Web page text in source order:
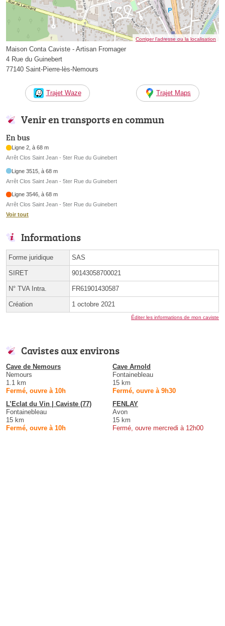
Corriger l’adresse ou la localisation
Maison Conta Caviste - Artisan Fromager
4 Rue du Guinebert
77140 Saint-Pierre-lès-Nemours
Trajet Waze Trajet Maps
Venir en transports en commun
En bus
Ligne 2, à 68 m
Arrêt Clos Saint Jean - 5ter Rue du Guinebert
Ligne 3515, à 68 m
Arrêt Clos Saint Jean - 5ter Rue du Guinebert
Ligne 3546, à 68 m
Arrêt Clos Saint Jean - 5ter Rue du Guinebert
Voir tout
Informations
Forme juridique SAS
SIRET 90143058700021
N° TVA Intra. FR61901430587
Création 1 octobre 2021
Éditer les informations de mon caviste
Cavistes aux environs
Cave de Nemours
Nemours
1.1 km
Fermé, ouvre à 10h
Cave Arnold
Fontainebleau
15 km
Fermé, ouvre à 9h30
L’Eclat du Vin | Caviste (77)
Fontainebleau
15 km
Fermé, ouvre à 10h
FENLAY
Avon
15 km
Fermé, ouvre mercredi à 12h00